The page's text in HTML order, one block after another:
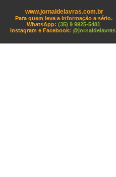
www.jornaldelavras.com.br
Para quem leva a informação a sério.
WhatsApp: (35) 9 9925-5481
Instagram e Facebook: @jornaldelavras